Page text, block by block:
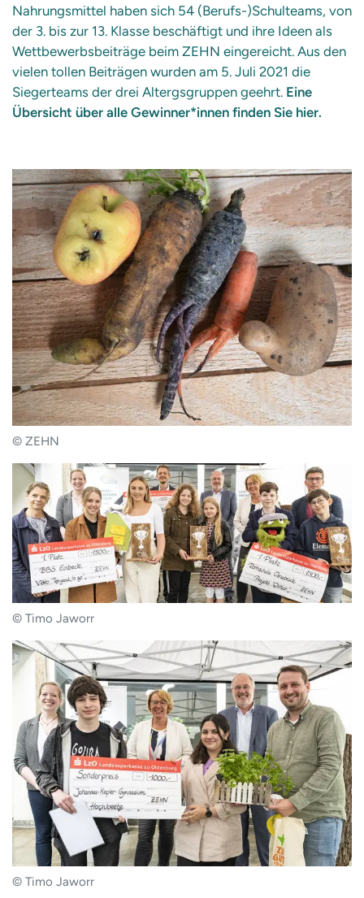
Nahrungsmittel haben sich 54 (Berufs-)Schulteams, von
der 3. bis zur 13. Klasse beschäftigt und ihre Ideen als
Wettbewerbsbeiträge beim ZEHN eingereicht. Aus den
vielen tollen Beiträgen wurden am 5. Juli 2021 die
Siegerteams der drei Altergsgruppen geehrt. Eine
Übersicht über alle Gewinner*innen finden Sie hier.
© ZEHN
© Timo Jaworr
© Timo Jaworr